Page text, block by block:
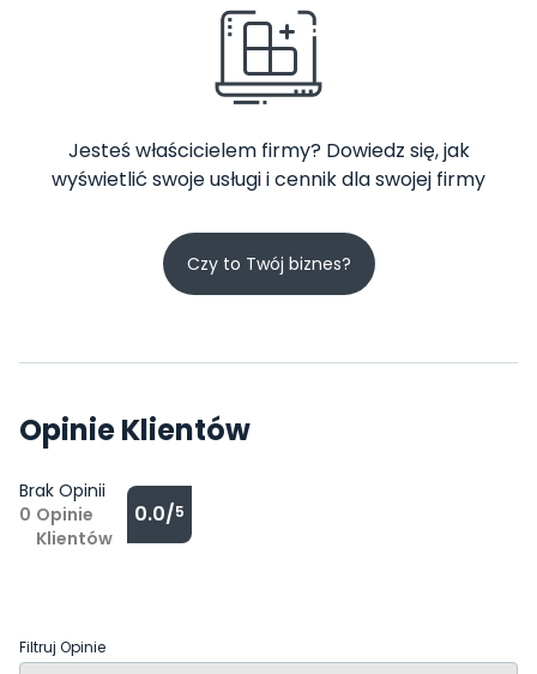
Jesteś właścicielem firmy? Dowiedz się, jak
wyświetlić swoje usługi i cennik dla swojej firmy
Czy to Twój biznes?
Opinie Klientów
Brak Opinii
0 Opinie
Klientów
0.0/5
Filtruj Opinie